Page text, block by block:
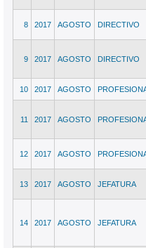
8 2017 AGOSTO DIRECTIVO
9 2017 AGOSTO DIRECTIVO
10 2017 AGOSTO
11 2017 AGOSTO
12 2017 AGOSTO
13 2017 AGOSTO JEFATURA
14 2017 AGOSTO JEFATURA